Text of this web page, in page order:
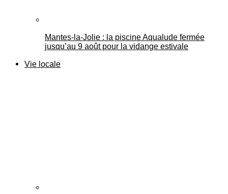
Mantes-la-Jolie : la piscine Aqualude fermée
jusqu’au 9 août pour la vidange estivale
Vie locale